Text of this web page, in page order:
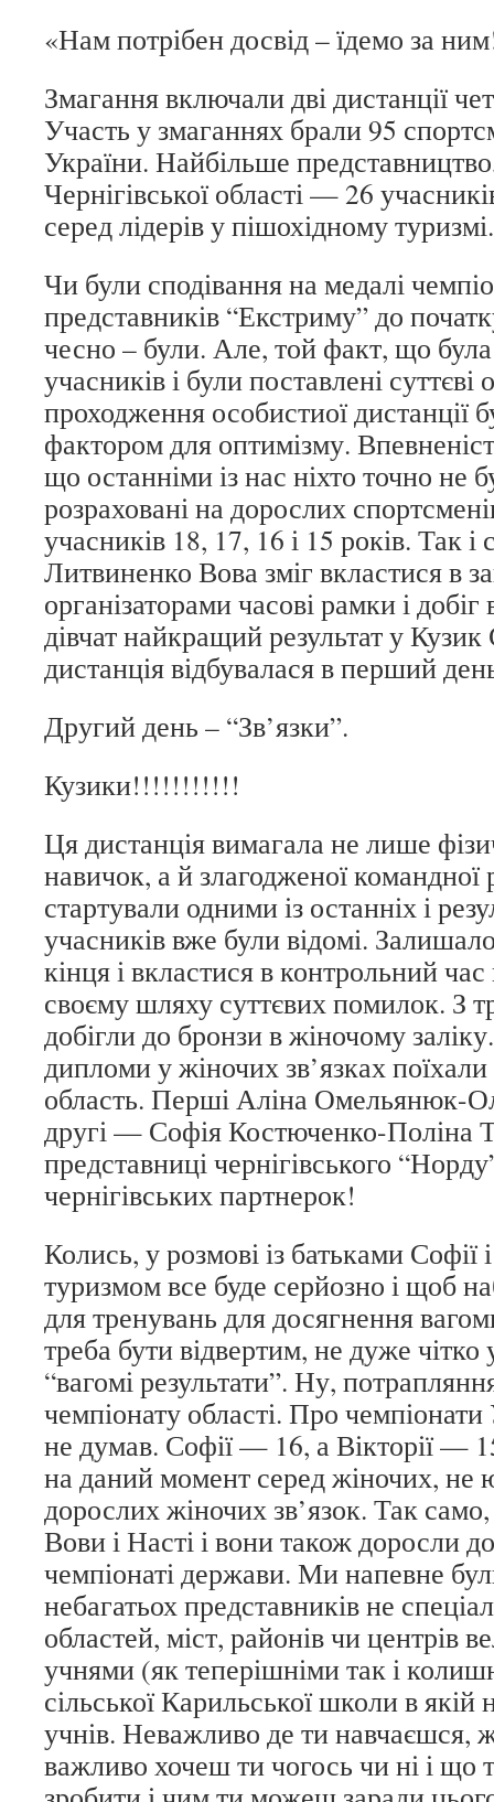
«Нам потрібен досвід – їдемо за
Змагання включали дві дистанції
Участь у змаганнях брали 95
України. Найбільше
Чернігівської області — 26
серед лідерів у пішохідному туризмі.
Чи були сподівання на медалі
представників “Екстриму” до
чесно – були. Але, той факт, що була
учасників і були поставлені
проходження особистиої дистанції
фактором для оптимізму.
що останніми із нас ніхто точно не
розраховані на дорослих
учасників 18, 17, 16 і 15 років. Так і
Литвиненко Вова зміг вкластися в
організаторами часові рамки і
дівчат найкращий результат у
дистанція відбувалася в перший
Другий день – “Зв’язки”.
Кузики!!!!!!!!!!!
Ця дистанція вимагала не лише
навичок, а й злагодженої командної
стартували одними із останніх і
учасників вже були відомі.
кінця і вкластися в контрольний
своєму шляху суттєвих помилок. З
добігли до бронзи в жіночому
дипломи у жіночих зв’язках
область. Перші Аліна Омельянюк-
другі — Софія Костюченко-Поліна
представниці чернігівського
чернігівських партнерок!
Колись, у розмові із батьками Софії
туризмом все буде серйозно і щоб
для тренувань для досягнення
треба бути відвертим, не дуже
“вагомі результати”. Ну,
чемпіонату області. Про чемпіонати
не думав. Софії — 16, а Вікторії —
на даний момент серед жіночих, не
дорослих жіночих зв’язок. Так
Вови і Насті і вони також доросли
чемпіонаті держави. Ми напевне
небагатьох представників не
областей, міст, районів чи центрів
учнями (як теперішніми так і
сільської Карильської школи в якій
учнів. Неважливо де ти навчаєшся,
важливо хочеш ти чогось чи ні і що